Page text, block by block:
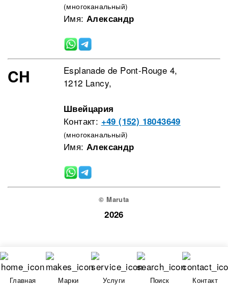
(многоканальный)
Имя: Александр
CH
Esplanade de Pont-Rouge 4,
1212 Lancy,
Швейцария
Контакт: +49 (152) 18043649
(многоканальный)
Имя: Александр
© Maruta
2026
Главная Марки Услуги Поиск Контакт